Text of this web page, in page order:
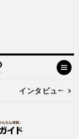
インタビュー